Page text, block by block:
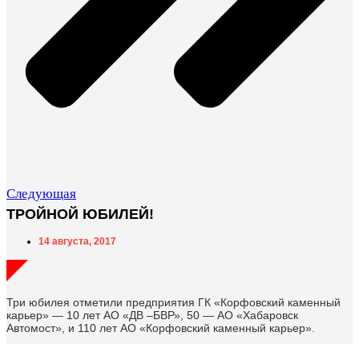
Следующая
ТРОЙНОЙ ЮБИЛЕЙ!
14 августа, 2017
Три юбилея отметили предприятия ГК «Корфовский каменный
карьер» — 10 лет АО «ДВ –БВР», 50 — АО «Хабаровск
Автомост», и 110 лет АО «Корфовский каменный карьер».